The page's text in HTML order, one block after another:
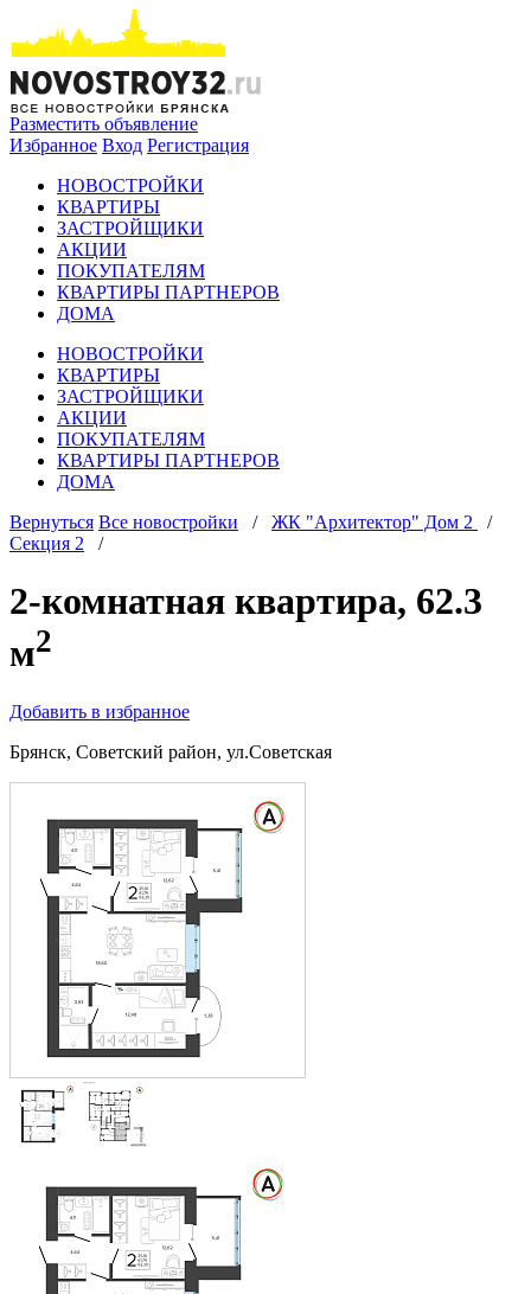
Разместить объявление
Избранное Вход Регистрация
НОВОСТРОЙКИ
КВАРТИРЫ
ЗАСТРОЙЩИКИ
АКЦИИ
ПОКУПАТЕЛЯМ
КВАРТИРЫ ПАРТНЕРОВ
ДОМА
НОВОСТРОЙКИ
КВАРТИРЫ
ЗАСТРОЙЩИКИ
АКЦИИ
ПОКУПАТЕЛЯМ
КВАРТИРЫ ПАРТНЕРОВ
ДОМА
Вернуться Все новостройки / ЖК "Архитектор" Дом 2
/
Секция 2
/
2-комнатная квартира, 62.3
м2
Добавить в избранное
Брянск, Советский район, ул.Советская